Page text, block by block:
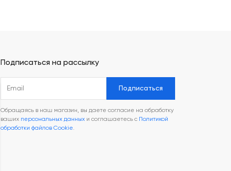
Подписаться на рассылку
Подписаться
Обращаясь в наш магазин, вы даете согласие на обработку
ваших персональных данных и соглашаетесь с Политикой
обработки файлов Cookie.